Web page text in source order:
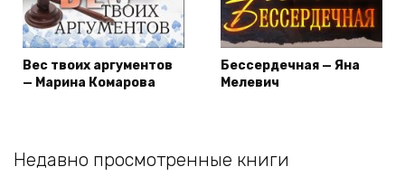
Вес твоих аргументов
— Марина Комарова
Бессердечная — Яна
Мелевич
Недавно просмотренные книги